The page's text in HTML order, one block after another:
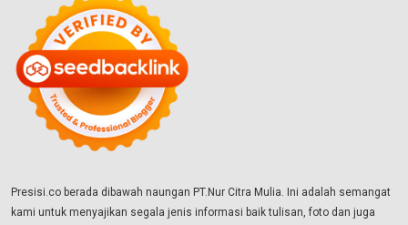
Presisi.co berada dibawah naungan PT.Nur Citra Mulia. Ini adalah semangat
kami untuk menyajikan segala jenis informasi baik tulisan, foto dan juga